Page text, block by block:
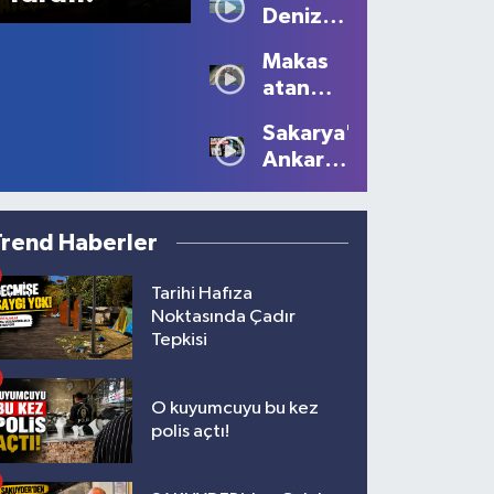
Kartpostallık
Manzaralar
Oluştu
Deniz
Tüm
Güzelliğiyle
Devam
Ediyor
Makas
atan
10 bin
lira ceza
Sakarya'dan
Ankara'ya
çağrısı
Haberler
Tarihi Hafıza
Noktasında Çadır
Tepkisi
O kuyumcuyu bu kez
polis açtı!